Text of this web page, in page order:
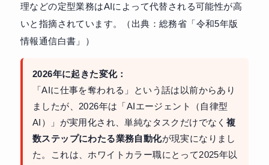
理などの定型業務はAIによって代替される可能性が高
いと指摘されています。（出典：総務省「令和5年版
情報通信白書」）
2026年に起きた変化：
「AIに仕事を奪われる」という話は以前からあり
ましたが、2026年は「AIエージェント（自律型
AI）」が実用化され、単純なタスクだけでなく 複
数ステップにわたる業務自動化が現実になりまし
た。これは、ホワイトカラー職にとって2025年以